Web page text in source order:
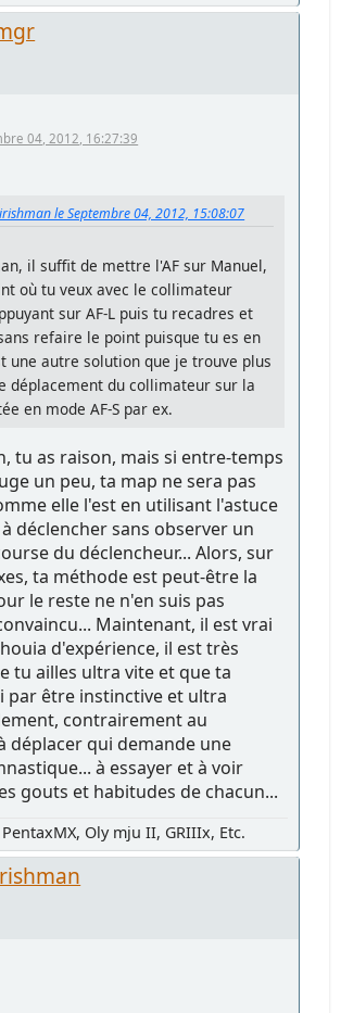
04, 2012, 16:27:39
le Septembre 04, 2012, 15:08:07
il suffit de mettre l'AF sur Manuel,
où tu veux avec le collimateur
sur AF-L puis tu recadres et
refaire le point puisque tu es en
une autre solution que je trouve plus
déplacement du collimateur sur la
en mode AF-S par ex.
tu as raison, mais si entre-temps
un peu, ta map ne sera pas
elle l'est en utilisant l'astuce
déclencher sans observer un
du déclencheur... Alors, sur
ta méthode est peut-être la
le reste ne n'en suis pas
Maintenant, il est vrai
d'expérience, il est très
tu ailles ultra vite et que ta
par être instinctive et ultra
contrairement au
déplacer qui demande une
à essayer et à voir
gouts et habitudes de chacun...
PentaxMX, Oly mju II, GRIIIx, Etc.